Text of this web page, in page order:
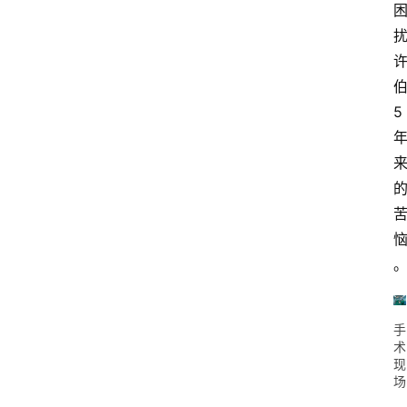
困
扰
许
伯
5
年
来
的
苦
恼
。
手
术
现
场